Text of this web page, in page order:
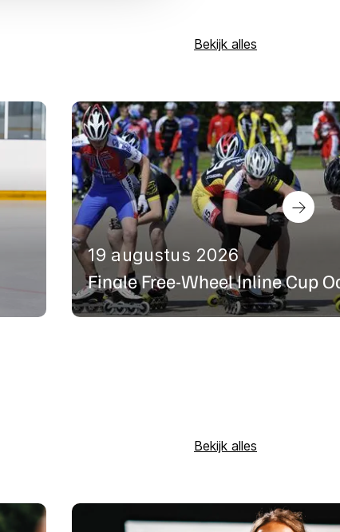
Bekijk alles
19 augustus 2026
Finale Free-Wheel Inline Cup
Bekijk alles